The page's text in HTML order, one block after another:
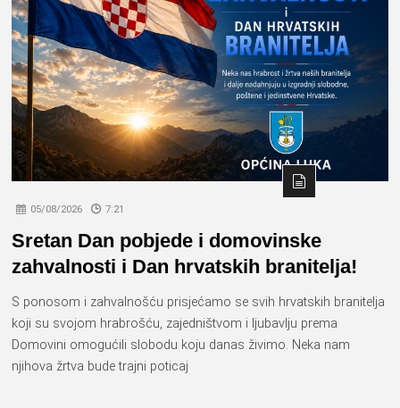
05/08/2026 7:21
Sretan Dan pobjede i domovinske
zahvalnosti i Dan hrvatskih branitelja!
S ponosom i zahvalnošću prisjećamo se svih hrvatskih branitelja
koji su svojom hrabrošću, zajedništvom i ljubavlju prema
Domovini omogućili slobodu koju danas živimo. Neka nam
njihova žrtva bude trajni poticaj